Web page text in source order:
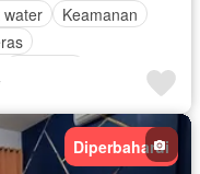
water
Keamanan
Diperbaharui